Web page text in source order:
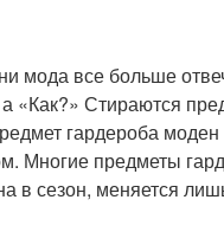
мода все больше
«Как?» Стираются
гардероба
Многие предметы
в сезон, меняется